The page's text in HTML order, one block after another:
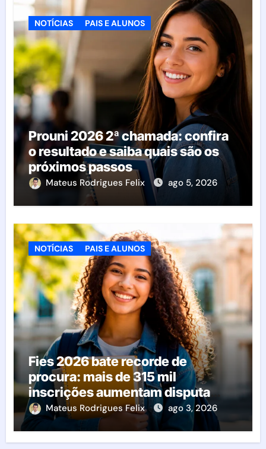
NOTÍCIAS PAIS E ALUNOS
Prouni 2026 2ª chamada: confira
o resultado e saiba quais são os
próximos passos
Mateus Rodrigues Felix ago 5, 2026
NOTÍCIAS PAIS E ALUNOS
Fies 2026 bate recorde de
procura: mais de 315 mil
inscrições aumentam disputa
pelas vagas; veja o que acontece
agora
Mateus Rodrigues Felix ago 3, 2026